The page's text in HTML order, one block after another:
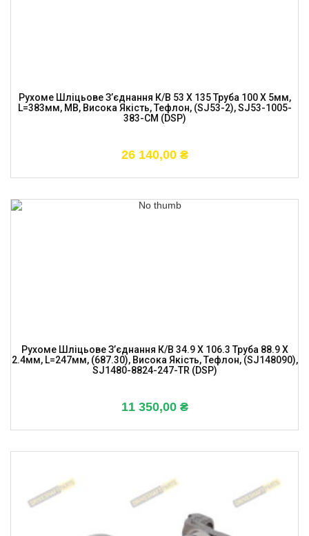
Рухоме Шліцьове З’єднання К/в 53 X 135 Труба 100 X 5мм,
L=383мм, MB, Висока Якість, Тефлон, (SJ53-2), SJ53-1005-
383-CM (DSP)
26 140,00 ₴
Рухоме Шліцьове З’єднання К/в 34.9 X 106.3 Труба 88.9 X
2.4мм, L=247мм, (687.30), Висока Якість, Тефлон, (SJ148090),
SJ1480-8824-247-TR (DSP)
11 350,00 ₴